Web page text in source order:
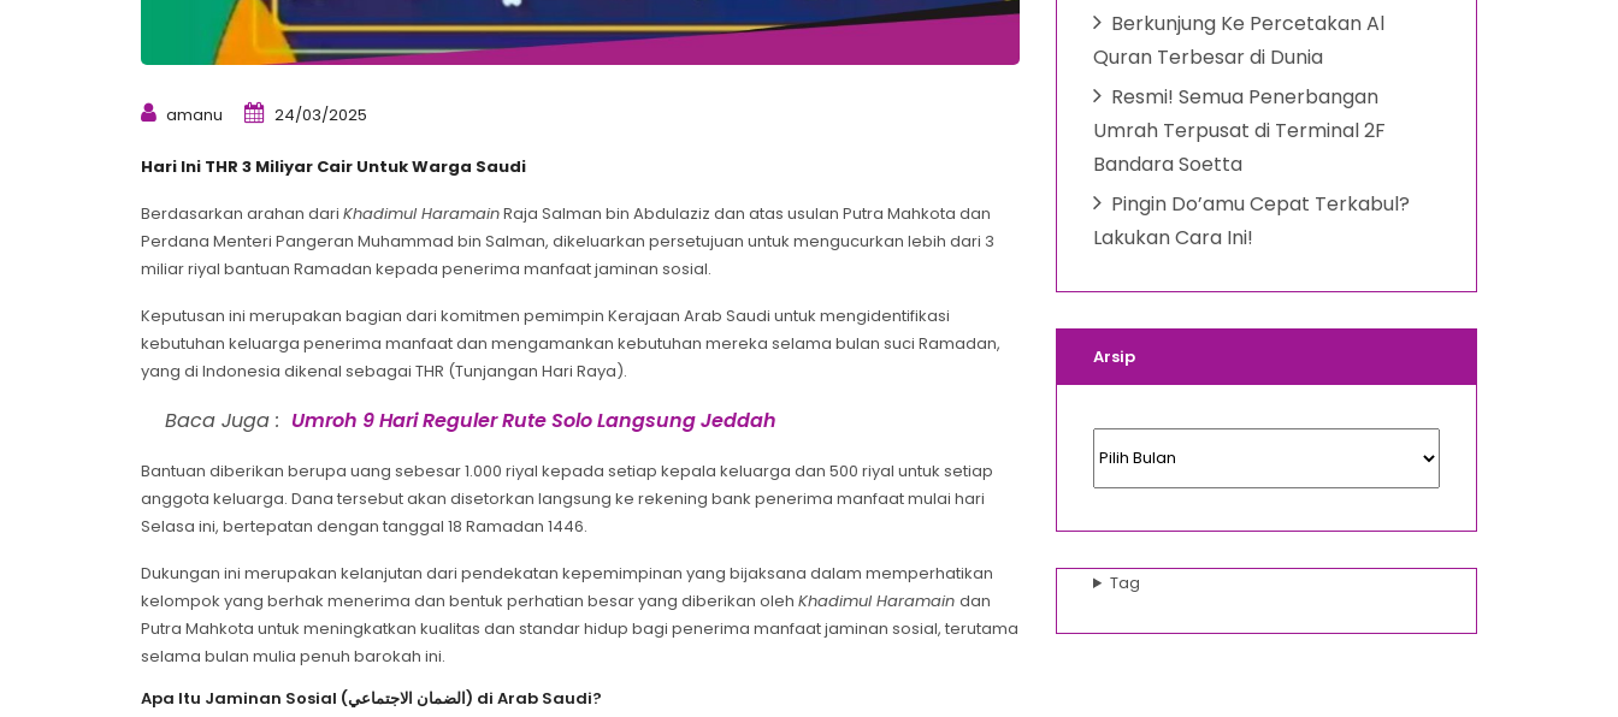
amanu 24/03/2025
Hari Ini THR 3 Miliyar Cair Untuk Warga Saudi
Berdasarkan arahan dari Khadimul HaramainRaja Salman bin Abdulaziz dan atas usulan Putra Mahkota dan
Perdana Menteri Pangeran Muhammad bin Salman, dikeluarkan persetujuan untuk mengucurkan lebih dari 3
miliar riyal bantuan Ramadan kepada penerima manfaat jaminan sosial.
Keputusan ini merupakan bagian dari komitmen pemimpin Kerajaan Arab Saudi untuk mengidentifikasi
kebutuhan keluarga penerima manfaat dan mengamankan kebutuhan mereka selama bulan suci Ramadan,
yang di Indonesia dikenal sebagai THR (Tunjangan Hari Raya).
Baca Juga : Umroh 9 Hari Reguler Rute Solo Langsung Jeddah
Bantuan diberikan berupa uang sebesar 1.000 riyal kepada setiap kepala keluarga dan 500 riyal untuk setiap
anggota keluarga. Dana tersebut akan disetorkan langsung ke rekening bank penerima manfaat mulai hari
Selasa ini, bertepatan dengan tanggal 18 Ramadan 1446.
Dukungan ini merupakan kelanjutan dari pendekatan kepemimpinan yang bijaksana dalam memperhatikan
kelompok yang berhak menerima dan bentuk perhatian besar yang diberikan oleh Khadimul Haramain dan
Putra Mahkota untuk meningkatkan kualitas dan standar hidup bagi penerima manfaat jaminan sosial, terutama
selama bulan mulia penuh barokah ini.
Apa Itu Jaminan Sosial (الضمان الاجتماعي) di Arab Saudi?
Berkunjung Ke Percetakan Al
Quran Terbesar di Dunia
Resmi! Semua Penerbangan
Umrah Terpusat di Terminal 2F
Bandara Soetta
Pingin Do’amu Cepat Terkabul?
Lakukan Cara Ini!
Arsip
Arsip
Tag